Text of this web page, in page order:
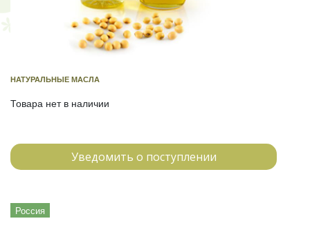
НАТУРАЛЬНЫЕ МАСЛА
Товара нет в наличии
Уведомить о поступлении
Россия